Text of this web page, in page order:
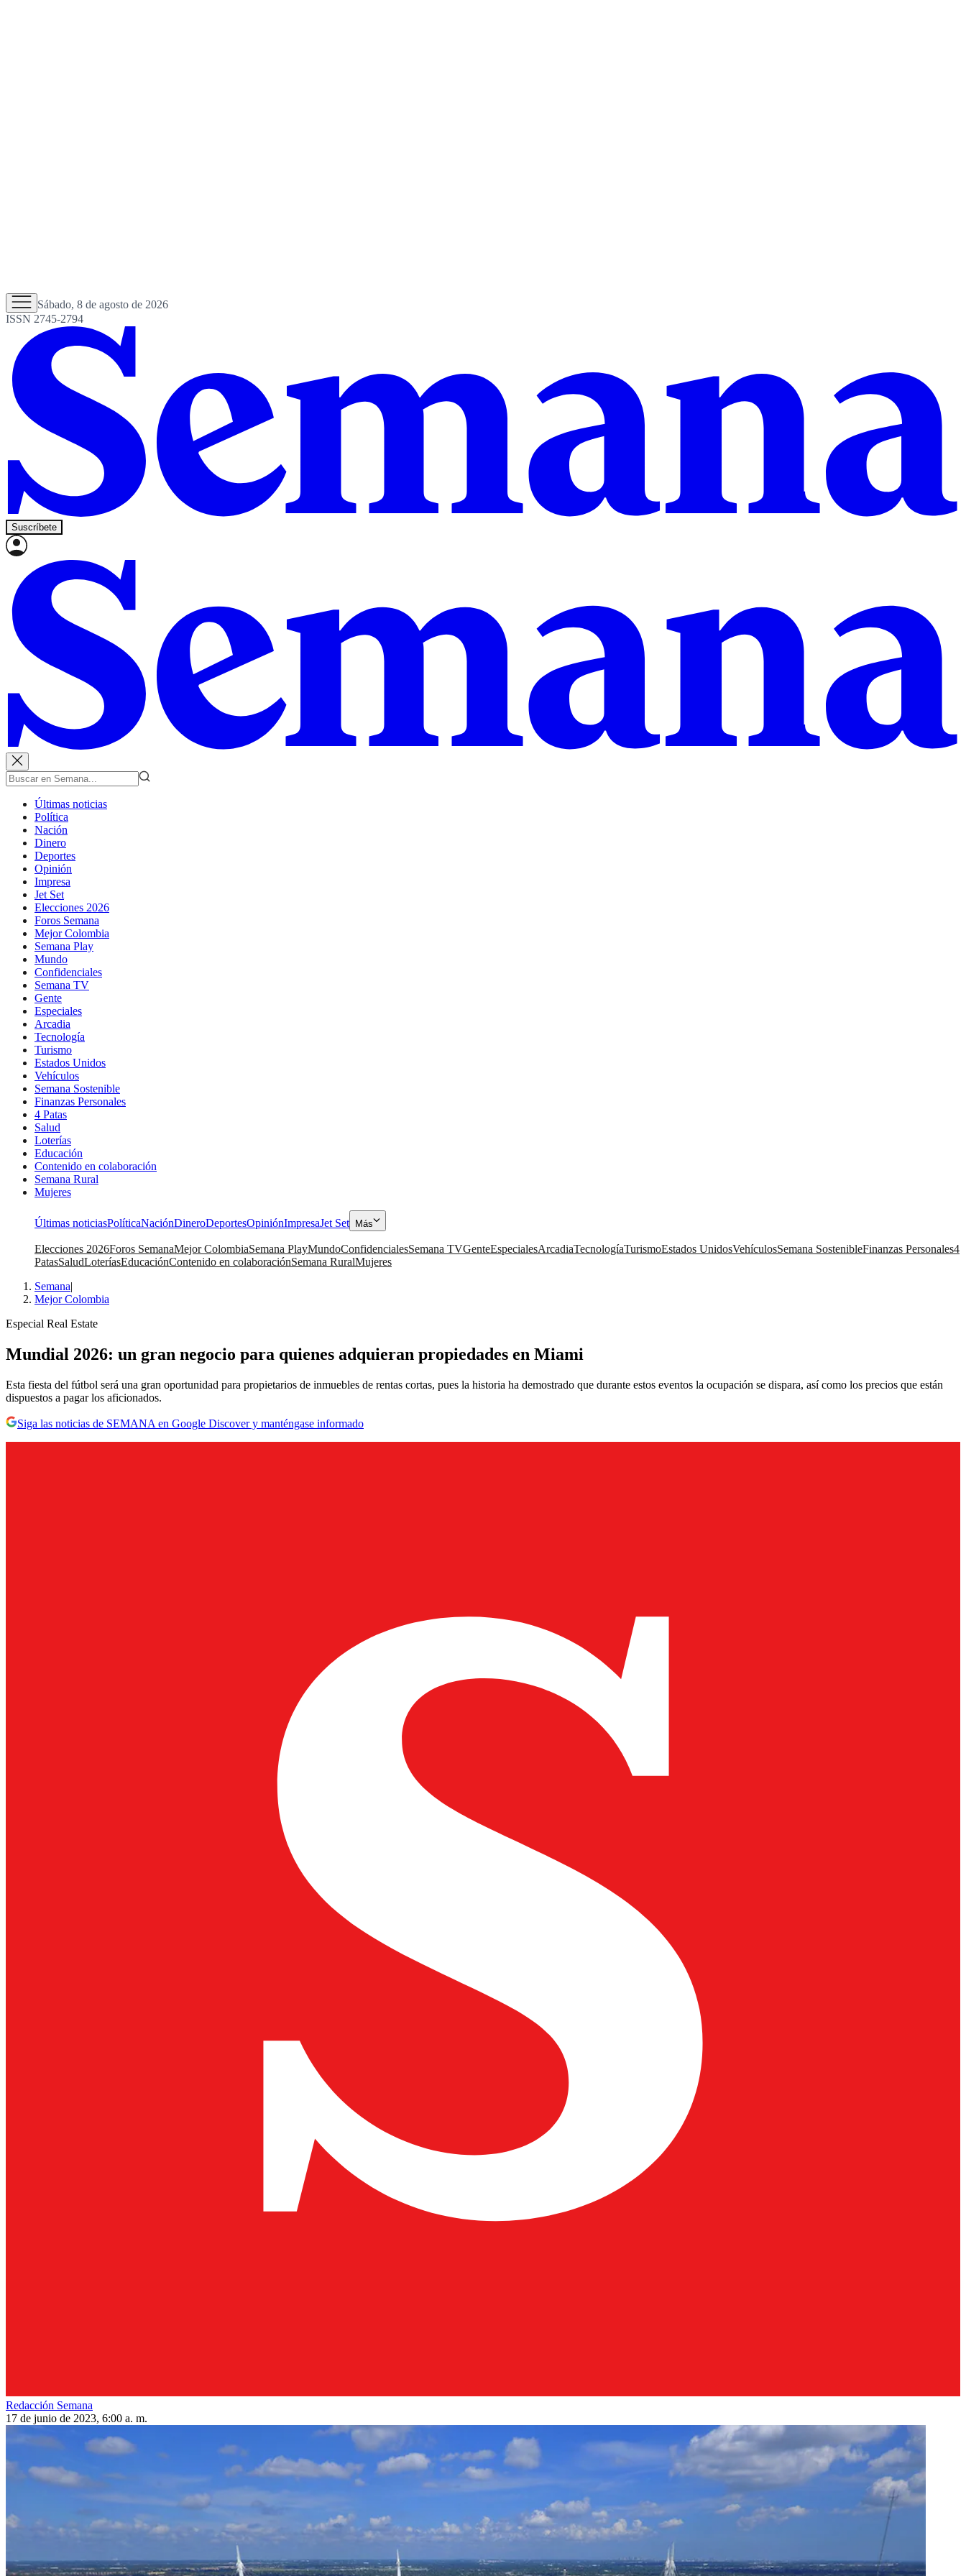
Sábado, 8 de agosto de 2026
ISSN 2745-2794
Suscríbete
Últimas noticias
Política
Nación
Dinero
Deportes
Opinión
Impresa
Jet Set
Elecciones 2026
Foros Semana
Mejor Colombia
Semana Play
Mundo
Confidenciales
Semana TV
Gente
Especiales
Arcadia
Tecnología
Turismo
Estados Unidos
Vehículos
Semana Sostenible
Finanzas Personales
4 Patas
Salud
Loterías
Educación
Contenido en colaboración
Semana Rural
Mujeres
Últimas noticiasPolíticaNaciónDineroDeportesOpiniónImpresaJet Set Más
Elecciones 2026Foros SemanaMejor ColombiaSemana PlayMundoConfidencialesSemana TVGenteEspecialesArcadiaTecnologíaTurismoEstados UnidosVehículosSemana SostenibleFinanzas Personales4
PatasSaludLoteríasEducaciónContenido en colaboraciónSemana RuralMujeres
Semana|
Mejor Colombia
Especial Real Estate
Mundial 2026: un gran negocio para quienes adquieran propiedades en Miami
Esta fiesta del fútbol será una gran oportunidad para propietarios de inmuebles de rentas cortas, pues la historia ha demostrado que durante estos eventos la ocupación se dispara, así como los precios que están
dispuestos a pagar los aficionados.
Siga las noticias de SEMANA en Google Discover y manténgase informado
Redacción Semana
17 de junio de 2023, 6:00 a. m.